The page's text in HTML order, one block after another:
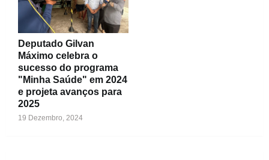
Deputado Gilvan
Máximo celebra o
sucesso do programa
"Minha Saúde" em 2024
e projeta avanços para
2025
19 Dezembro, 2024